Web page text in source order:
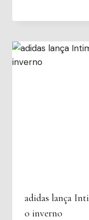
adidas lança
o inverno